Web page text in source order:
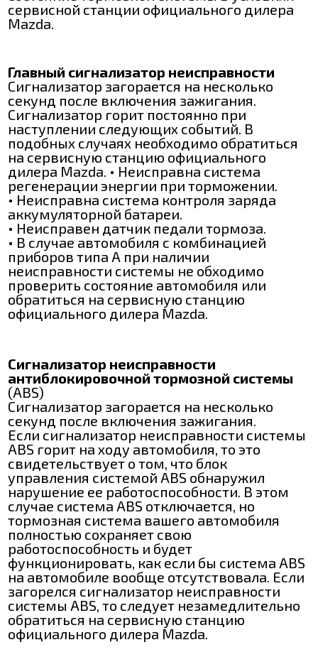
сервисной станции официального дилера
Mazda.
Главный сигнализатор неисправности
Сигнализатор загорается на несколько
секунд после включения зажигания.
Сигнализатор горит постоянно при
наступлении следующих событий. В
подобных случаях необходимо обратиться
на сервисную станцию официального
дилера Mazda. • Неисправна система
регенерации энергии при торможении.
• Неисправна система контроля заряда
аккумуляторной батареи.
• Неисправен датчик педали тормоза.
• В случае автомобиля с комбинацией
приборов типа А при наличии
неисправности системы не обходимо
проверить состояние автомобиля или
обратиться на сервисную станцию
официального дилера Mazda.
Сигнализатор неисправности
антиблокировочной тормозной системы
(ABS)
Сигнализатор загорается на несколько
секунд после включения зажигания.
Если сигнализатор неисправности системы
АВЅ горит на ходу автомобиля, то это
свидетельствует о том, что блок
управления системой ABS обнаружил
нарушение ее работоспособности. В этом
случае система АВЅ отключается, но
тормозная система вашего автомобиля
полностью сохраняет свою
работоспособность и будет
функционировать, как если бы система АВЅ
на автомобиле вообще отсутствовала. Если
загорелся сигнализатор неисправности
системы АВЅ, то следует незамедлительно
обратиться на сервисную станцию
официального дилера Mazda.